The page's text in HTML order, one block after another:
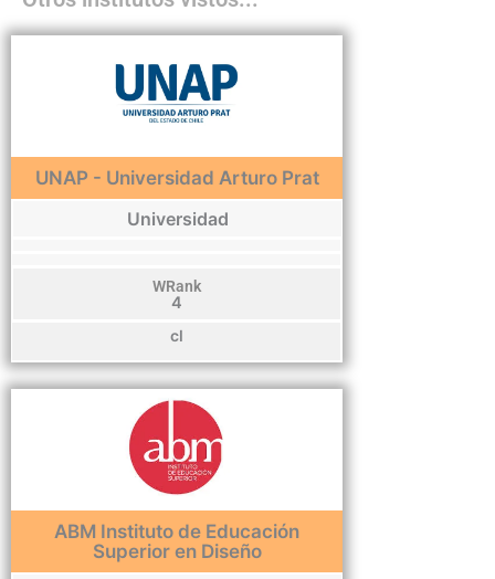
UNAP - Universidad Arturo Prat
Universidad
WRank
4
cl
ABM Instituto de Educación
Superior en Diseño